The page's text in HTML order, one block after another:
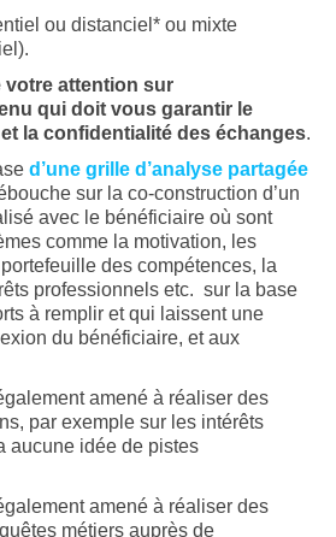
ou distanciel* ou mixte
votre attention sur
qui doit vous garantir le
la confidentialité des échanges.
d’une grille d’analyse partagée
sur la co-construction d’un
avec le bénéficiaire où sont
comme la motivation, les
des compétences, la
professionnels etc. sur la base
à remplir et qui laissent une
du bénéficiaire, et aux
amené à réaliser des
par exemple sur les intérêts
aucune idée de pistes
amené à réaliser des
métiers auprès de